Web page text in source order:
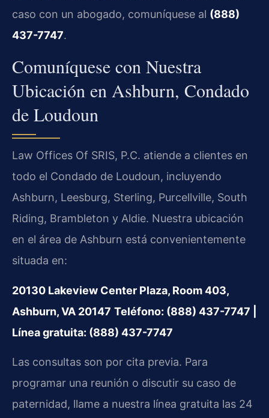
caso con un abogado, comuníquese al (888)
437-7747.
Comuníquese con Nuestra
Ubicación en Ashburn, Condado
de Loudoun
Law Offices Of SRIS, P.C. atiende a clientes en
todo el Condado de Loudoun, incluyendo
Ashburn, Leesburg, Sterling, Purcellville, South
Riding, Brambleton y Aldie. Nuestra ubicación
en el área de Ashburn está convenientemente
situada en:
20130 Lakeview Center Plaza, Room 403,
Ashburn, VA 20147 Teléfono: (888) 437-7747 |
Línea gratuita: (888) 437-7747
Las consultas son por cita previa. Para
programar una reunión o discutir su caso de
paternidad, llame a nuestra línea gratuita las 24